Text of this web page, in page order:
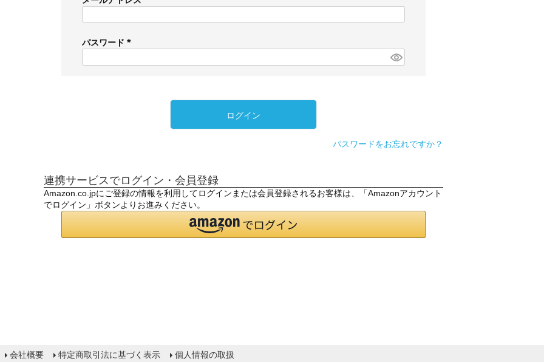
必
)
パスワード
必
ログイン
パスワードをお忘れですか？
連携サービスでログイン・会員登録
Amazon.co.jpにご登録の情報を利用してログインまたは会員登録されるお客様は、「Amazonアカウント
でログイン」ボタンよりお進みください。
会社概要 特定商取引法に基づく表示 個人情報の取扱